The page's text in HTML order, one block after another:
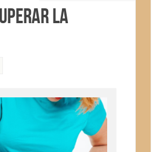
la